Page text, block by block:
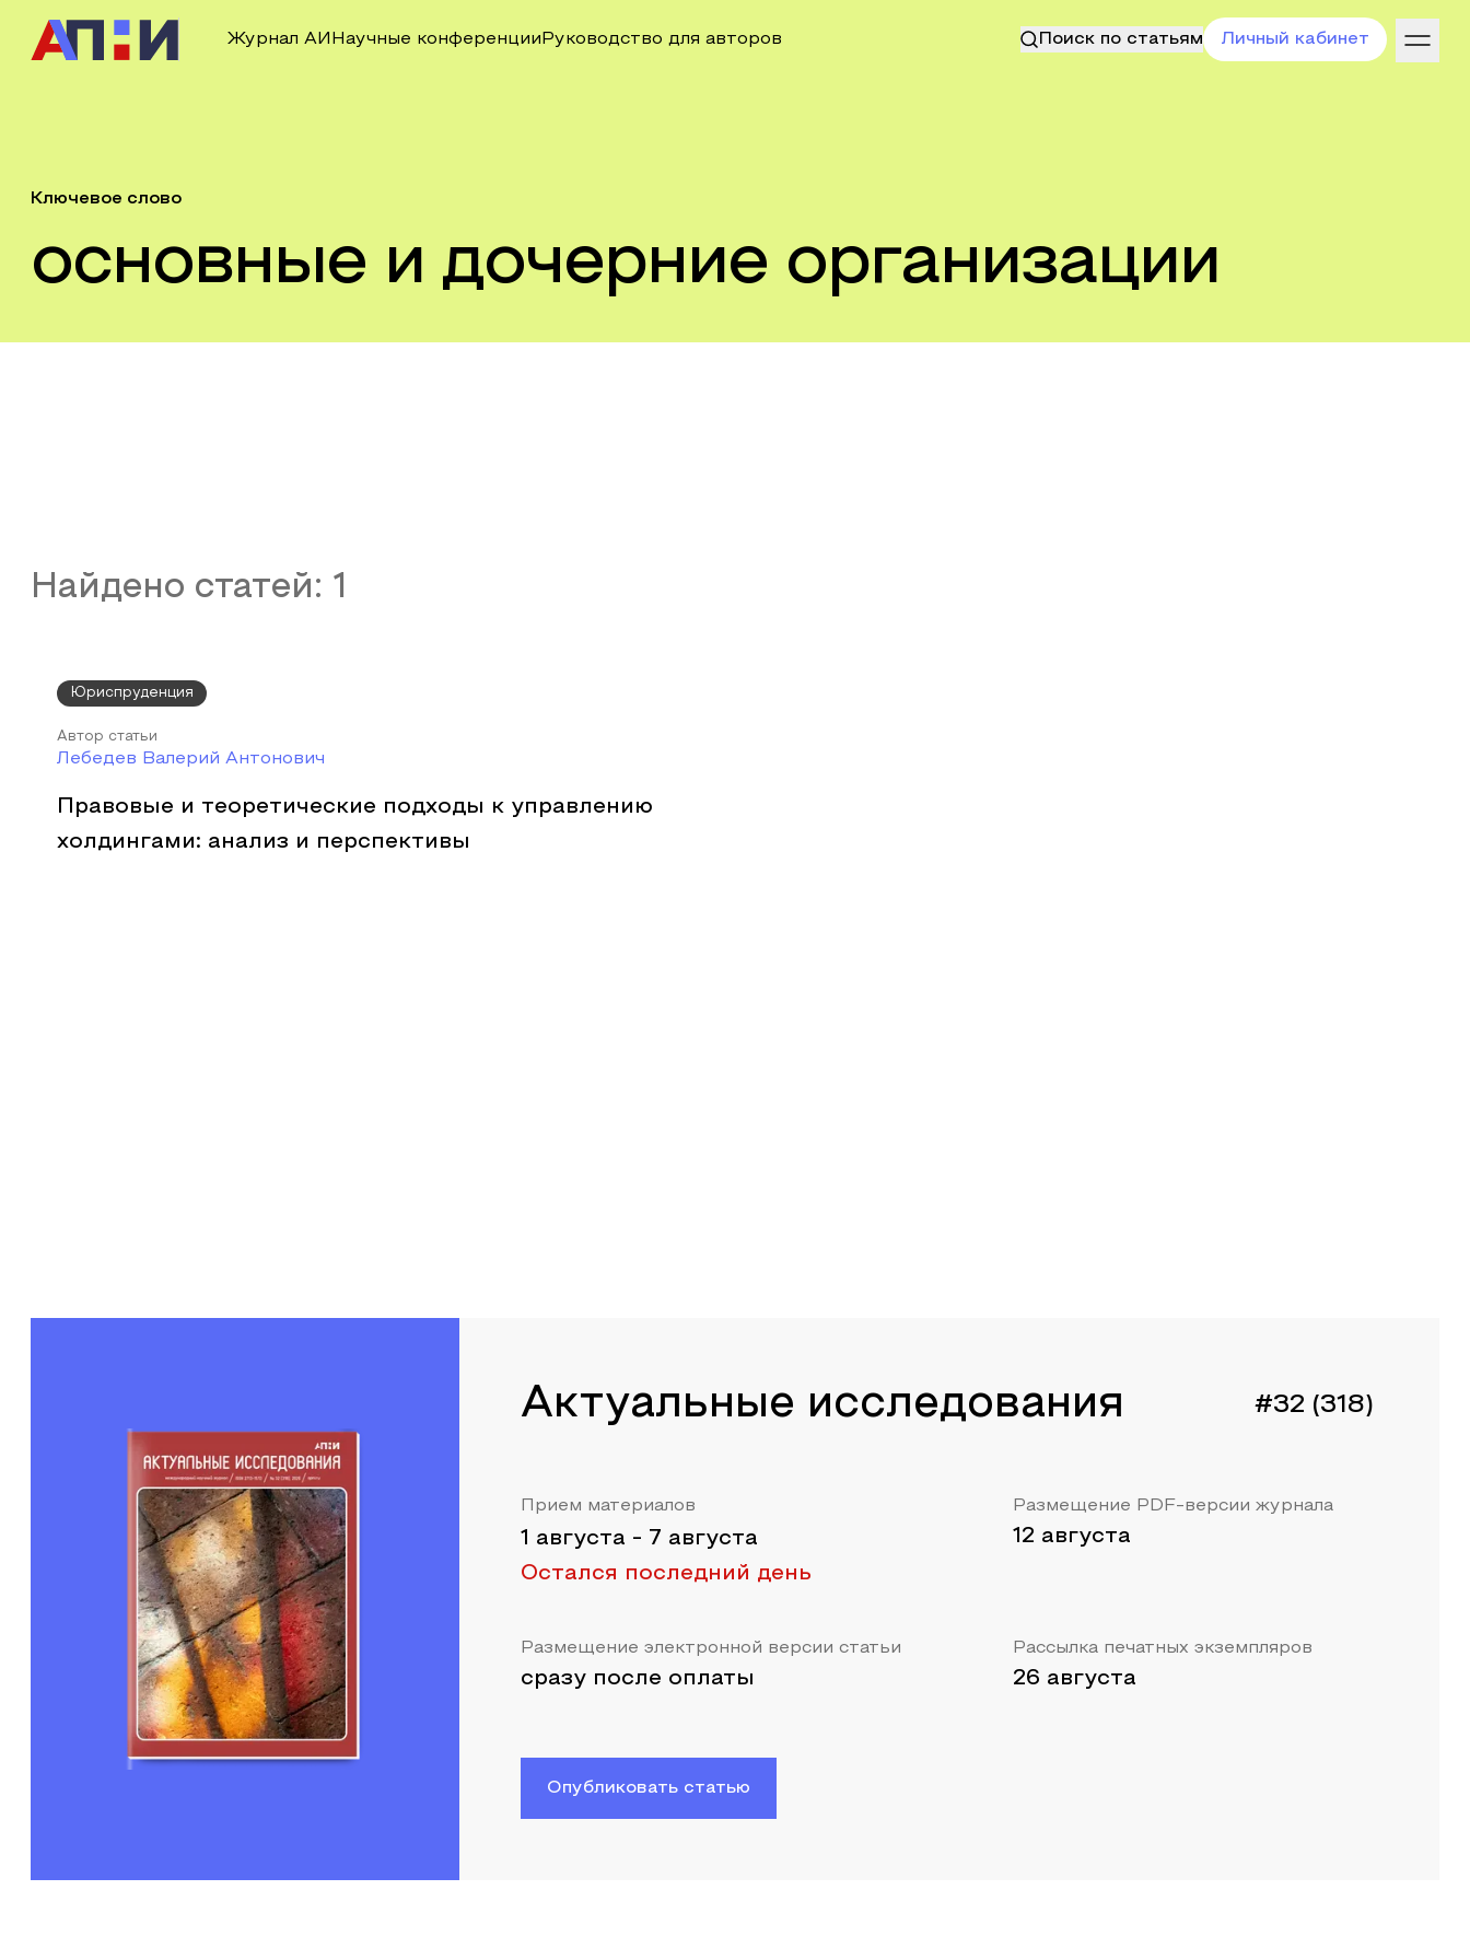
Журнал АИ Научные конференции Руководство для авторов Поиск по статьям Личный кабинет
Ключевое слово
основные и дочерние организации
Найдено статей: 1
Юриспруденция
Автор статьи
Лебедев Валерий Антонович
Правовые и теоретические подходы к управлению
холдингами: анализ и перспективы
Актуальные исследования #32 (318)
Прием материалов
1 августа - 7 августа
Остался последний день
Размещение PDF-версии журнала
12 августа
Размещение электронной версии статьи
сразу после оплаты
Рассылка печатных экземпляров
26 августа
Опубликовать статью